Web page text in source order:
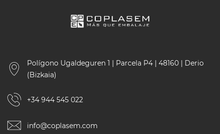
Polígono Ugaldeguren 1 | Parcela P4 | 48160 | Derio
(Bizkaia)
+34 944 545 022
info@coplasem.com